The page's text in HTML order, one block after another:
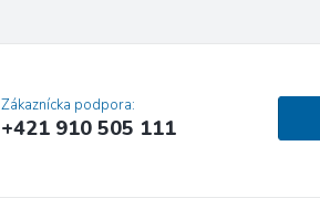
Zákaznícka podpora:
+421 910 505 111